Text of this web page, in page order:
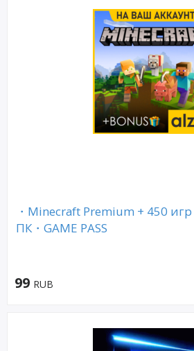
・Minecraft Premium + 450
ПК・GAME PASS
99 RUB